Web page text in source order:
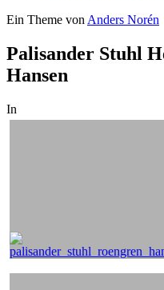
Ein Theme von Anders Norén
Palisander Stuhl
Hansen
In